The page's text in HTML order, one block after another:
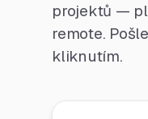
projektů —
remote.
kliknutím.